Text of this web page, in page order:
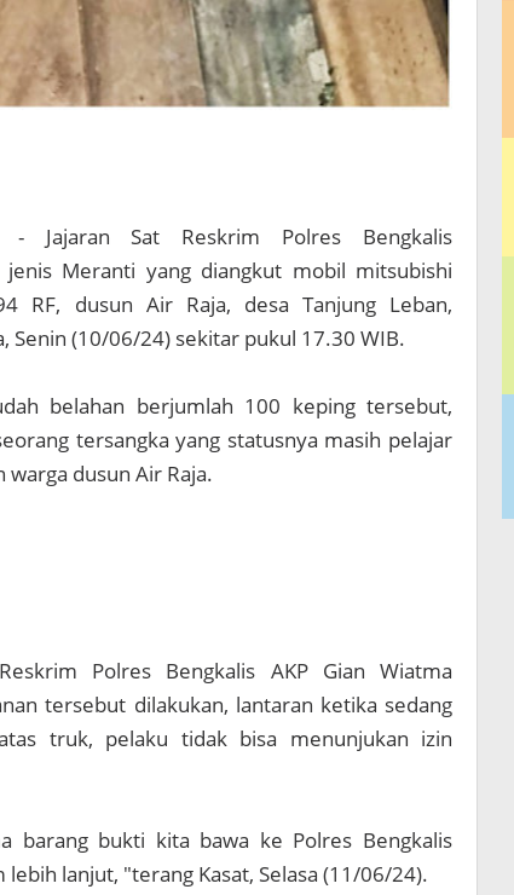
Jajaran Sat Reskrim Polres Bengkalis
Meranti yang diangkut mobil mitsubishi
RF, dusun Air Raja, desa Tanjung Leban,
Senin (10/06/24) sekitar pukul 17.30 WIB.
belahan berjumlah 100 keping tersebut,
tersangka yang statusnya masih pelajar
warga dusun Air Raja.
Polres Bengkalis AKP Gian Wiatma
tersebut dilakukan, lantaran ketika sedang
truk, pelaku tidak bisa menunjukan izin
barang bukti kita bawa ke Polres Bengkalis
lanjut, "terang Kasat, Selasa (11/06/24).